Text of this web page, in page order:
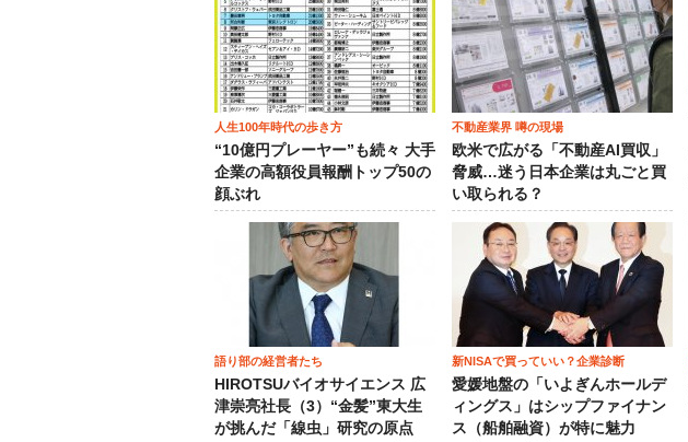
人生100年時代の歩き方
“10億円プレーヤー”も続々 大手
企業の高額役員報酬トップ50の
顔ぶれ
不動産業界 噂の現場
欧米で広がる「不動産AI買収」
脅威…迷う日本企業は丸ごと買
い取られる？
語り部の経営者たち
HIROTSUバイオサイエンス 広
津崇亮社長（3）“金髪”東大生
が挑んだ「線虫」研究の原点
新NISAで買っていい？企業診断
愛媛地盤の「いよぎんホールデ
ィングス」はシップファイナン
ス（船舶融資）が特に魅力